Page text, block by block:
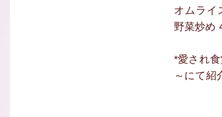
オムライ
野菜炒め
*愛され
～にて紹